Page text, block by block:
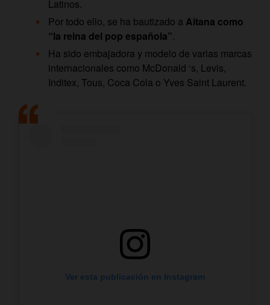
Latinos.
Por todo ello, se ha bautizado a Aitana como
“la reina del pop española”.
Ha sido embajadora y modelo de varias marcas
internacionales como McDonald ‘s, Levis,
Inditex, Tous, Coca Cola o Yves Saint Laurent.
Ver esta publicación en Instagram